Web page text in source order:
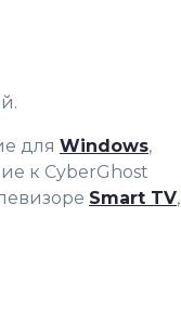
для Windows,
к CyberGhost
Smart TV,